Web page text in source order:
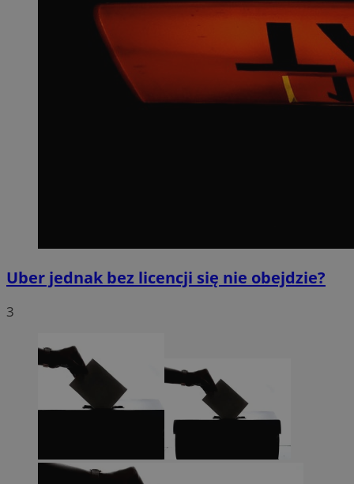
Uber jednak bez licencji się nie obejdzie?
3